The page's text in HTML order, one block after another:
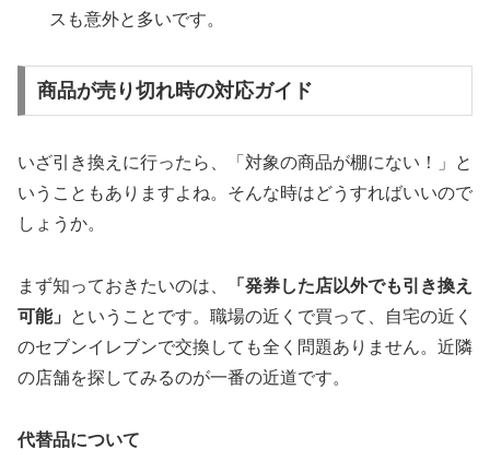
スも意外と多いです。
商品が売り切れ時の対応ガイド
いざ引き換えに行ったら、「対象の商品が棚にない！」と
いうこともありますよね。そんな時はどうすればいいので
しょうか。
まず知っておきたいのは、
「発券した店以外でも引き換え
可能」
ということです。職場の近くで買って、自宅の近く
のセブンイレブンで交換しても全く問題ありません。近隣
の店舗を探してみるのが一番の近道です。
代替品について